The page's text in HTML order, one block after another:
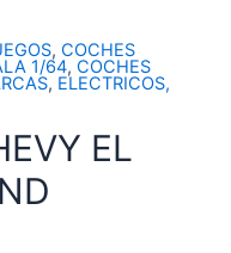
, COCHES
1/64, COCHES
, ELECTRICOS,
EL